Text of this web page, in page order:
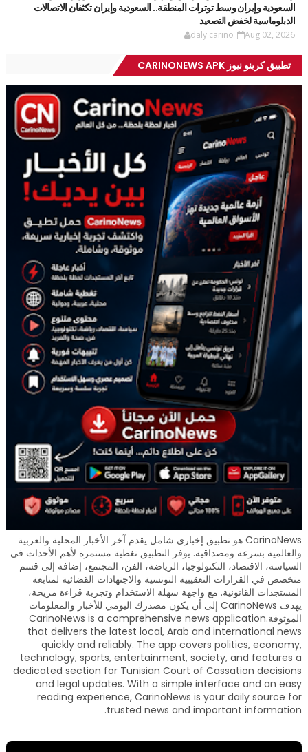
السعودية وإيران وسط توترات المنطقة.. السعودية وإيران تكثفان الاتصالات
الدبلوماسية لخفض التصعيد
daly carino Aug 02, 2026
تطبيق كرينو نيوز CARINONEWS APK
CarinoNews هو تطبيق إخباري شامل يقدم آخر الأخبار المحلية والعربية
والعالمية بسرعة ومصداقية. يوفر التطبيق تغطية مستمرة لأهم الأحداث في
السياسة، الاقتصاد، التكنولوجيا، الرياضة، الفن، المجتمع، إضافة إلى قسم
متخصص في القرارات التعقيبية التونسية والاجتهادات القضائية لمتابعة
المستجدات القانونية. مع واجهة سهلة الاستخدام وتجربة قراءة مريحة،
يهدف CarinoNews إلى أن يكون مصدرك اليومي للأخبار والمعلومات
الموثوقة.CarinoNews is a comprehensive news application
that delivers the latest local, Arab and international news
quickly and reliably. The app covers politics, economy,
technology, sports, entertainment, society, and features a
dedicated section for Tunisian Court of Cassation decisions
and legal updates. With a simple interface and an easy
reading experience, CarinoNews is your daily source for
trusted news and important information.